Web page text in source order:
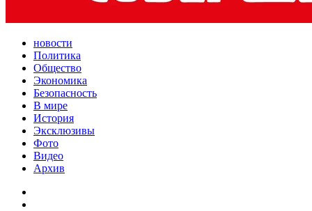
новости
Политика
Общество
Экономика
Безопасность
В мире
История
Эксклюзивы
Фото
Видео
Архив